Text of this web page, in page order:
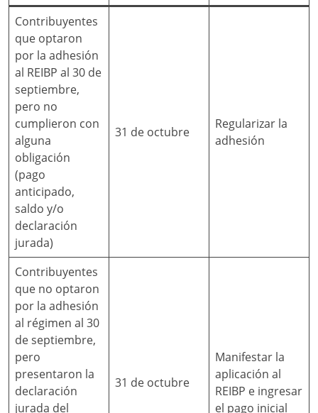
Contribuyentes
que optaron
por la adhesión
al REIBP al 30 de
septiembre,
pero no
cumplieron con
alguna
obligación
(pago
anticipado,
saldo y/o
declaración
jurada)
31 de octubre
Regularizar la
adhesión
Contribuyentes
que no optaron
por la adhesión
al régimen al 30
de septiembre,
pero
presentaron la
declaración
jurada del
31 de octubre
Manifestar la
aplicación al
REIBP e ingresar
el pago inicial